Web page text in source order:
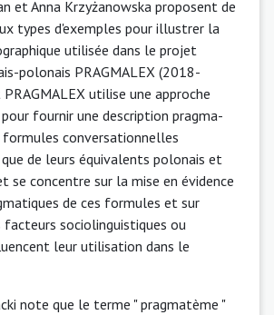
et Anna Krzyżanowska proposent de
types d'exemples pour illustrer la
utilisée dans le projet
polonais PRAGMALEX (2018-
utilise une approche
fournir une description pragma-
formules conversationnelles
que de leurs équivalents polonais et
se concentre sur la mise en évidence
de ces formules et sur
facteurs sociolinguistiques ou
leur utilisation dans le
note que le terme " pragmatème "